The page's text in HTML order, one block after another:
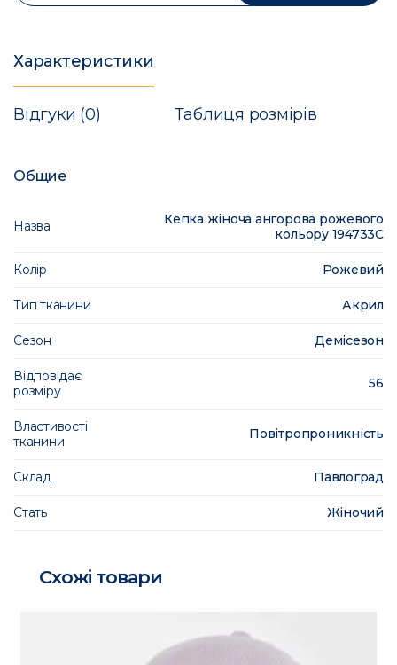
Характеристики
Відгуки (0) Таблиця розмірів
Общие
Назва
Кепка жіноча ангорова рожевого
кольору 194733C
Колір Рожевий
Тип тканини Акрил
Сезон Демісезон
Відповідає
розміру
56
Властивості
тканини
Повітропроникність
Склад Павлоград
Стать Жіночий
Схожі товари